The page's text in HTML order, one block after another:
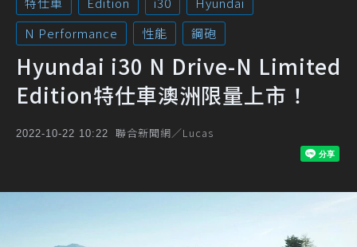
N Performance
性能 鋼砲
Hyundai i30 N Drive-N Limited
Edition特仕車澳洲限量上市！
2022-10-22 10:22 聯合新聞網／Lucas